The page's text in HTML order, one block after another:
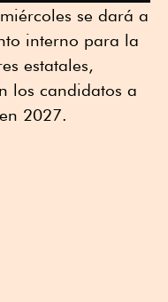
se dará a
interno para la
estatales,
los candidatos a
2027.